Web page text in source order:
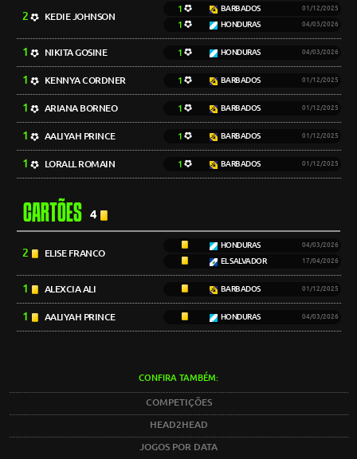
2 KEDIE JOHNSON
1 BARBADOS 01/12/2025
1 HONDURAS 04/03/2026
1 NIKITA GOSINE 1 HONDURAS 04/03/2026
1 KENNYA CORDNER 1 BARBADOS 01/12/2025
1 ARIANA BORNEO 1 BARBADOS 01/12/2025
1 AALIYAH PRINCE 1 BARBADOS 01/12/2025
1 LORALL ROMAIN 1 BARBADOS 01/12/2025
CARTÕES 4
2 ELISE FRANCO
HONDURAS 04/03/2026
EL SALVADOR 17/04/2026
1 ALEXCIA ALI BARBADOS 01/12/2025
1 AALIYAH PRINCE HONDURAS 04/03/2026
CONFIRA TAMBÉM:
COMPETIÇÕES
HEAD2HEAD
JOGOS POR DATA